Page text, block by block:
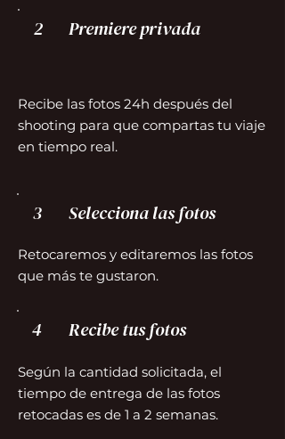
2 Premiere privada
Recibe las fotos 24h después del
shooting para que compartas tu viaje
en tiempo real.
3 Selecciona las fotos
Retocaremos y editaremos las fotos
que más te gustaron.
4 Recibe tus fotos
Según la cantidad solicitada, el
tiempo de entrega de las fotos
retocadas es de 1 a 2 semanas.